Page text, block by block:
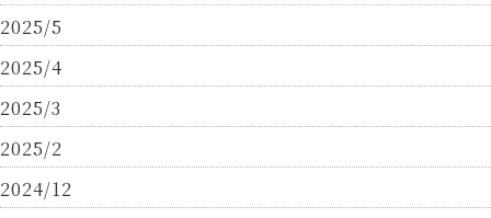
2025/5
2025/4
2025/3
2025/2
2024/12